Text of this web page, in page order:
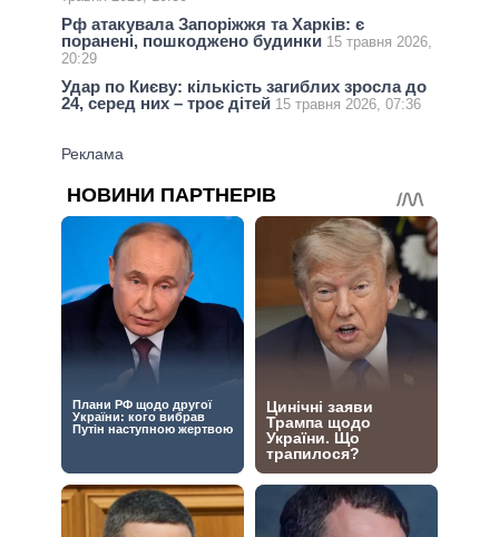
Рф атакувала Запоріжжя та Харків: є
поранені, пошкоджено будинки 15 травня 2026,
20:29
Удар по Києву: кількість загиблих зросла до
24, серед них – троє дітей 15 травня 2026, 07:36